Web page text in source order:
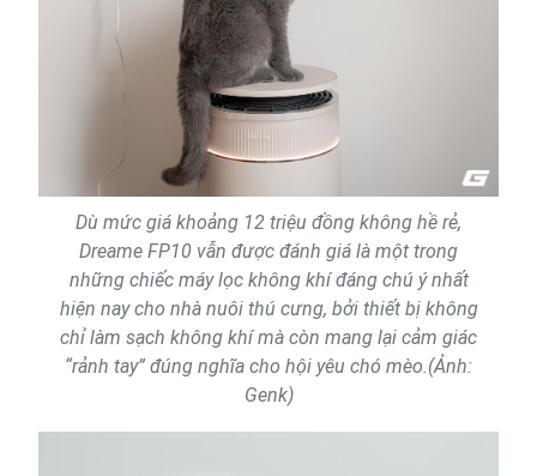
Dù mức giá khoảng 12 triệu đồng không hề rẻ,
Dreame FP10 vẫn được đánh giá là một trong
những chiếc máy lọc không khí đáng chú ý nhất
hiện nay cho nhà nuôi thú cưng, bởi thiết bị không
chỉ làm sạch không khí mà còn mang lại cảm giác
“rảnh tay” đúng nghĩa cho hội yêu chó mèo.(Ảnh:
Genk)